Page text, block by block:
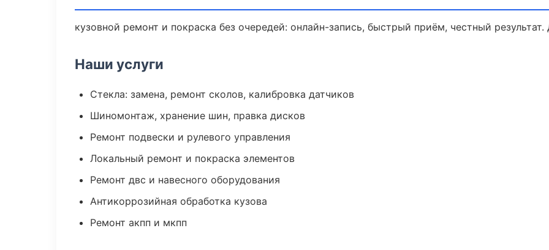
кузовной ремонт и покраска без очередей: онлайн-запись, быстрый приём, честный
Наши услуги
Стекла: замена, ремонт сколов, калибровка датчиков
Шиномонтаж, хранение шин, правка дисков
Ремонт подвески и рулевого управления
Локальный ремонт и покраска элементов
Ремонт двс и навесного оборудования
Антикоррозийная обработка кузова
Ремонт акпп и мкпп